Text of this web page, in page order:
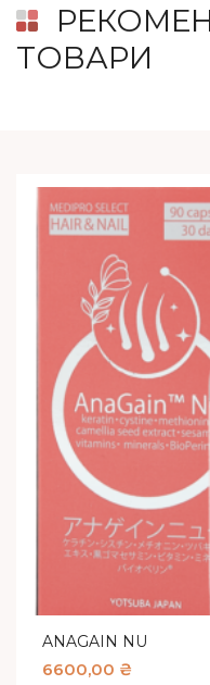
ТОВАРИ
ANAGAIN NU
6600,00 ₴